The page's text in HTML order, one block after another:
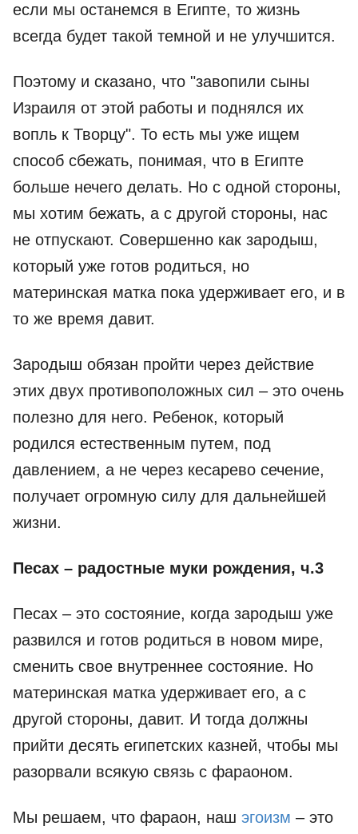
если мы останемся в Египте, то жизнь
всегда будет такой темной и не улучшится.
Поэтому и сказано, что "завопили сыны
Израиля от этой работы и поднялся их
вопль к Творцу". То есть мы уже ищем
способ сбежать, понимая, что в Египте
больше нечего делать. Но с одной стороны,
мы хотим бежать, а с другой стороны, нас
не отпускают. Совершенно как зародыш,
который уже готов родиться, но
материнская матка пока удерживает его, и в
то же время давит.
Зародыш обязан пройти через действие
этих двух противоположных сил – это очень
полезно для него. Ребенок, который
родился естественным путем, под
давлением, а не через кесарево сечение,
получает огромную силу для дальнейшей
жизни.
Песах – радостные муки рождения, ч.3
Песах – это состояние, когда зародыш уже
развился и готов родиться в новом мире,
сменить свое внутреннее состояние. Но
материнская матка удерживает его, а с
другой стороны, давит. И тогда должны
прийти десять египетских казней, чтобы мы
разорвали всякую связь с фараоном.
Мы решаем, что фараон, наш эгоизм – это